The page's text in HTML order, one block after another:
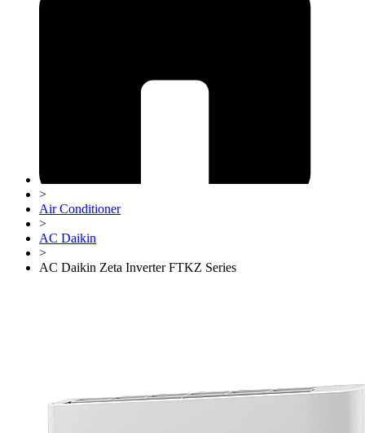
>
Air Conditioner
>
AC Daikin
>
AC Daikin Zeta Inverter FTKZ Series